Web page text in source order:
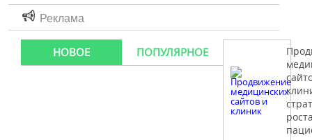
Реклама
НОВОЕ ПОПУЛЯРНОЕ